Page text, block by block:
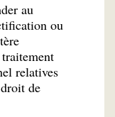
au
ou
relatives
de